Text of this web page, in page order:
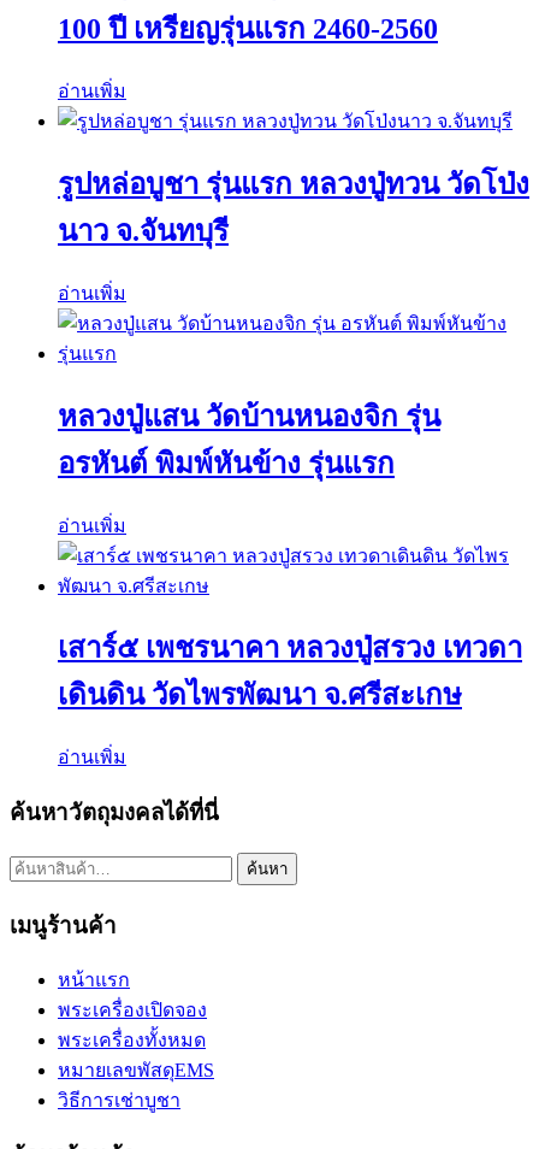
100 ปี เหรียญรุ่นแรก 2460-2560
อ่านเพิ่ม
รูปหล่อบูชา รุ่นแรก หลวงปู่ทวน วัดโป่ง
นาว จ.จันทบุรี
อ่านเพิ่ม
หลวงปู่แสน วัดบ้านหนองจิก รุ่น
อรหันต์ พิมพ์หันข้าง รุ่นแรก
อ่านเพิ่ม
เสาร์๕ เพชรนาคา หลวงปู่สรวง เทวดา
เดินดิน วัดไพรพัฒนา จ.ศรีสะเกษ
อ่านเพิ่ม
ค้นหาวัตถุมงคลได้ที่นี่
ค้นหา: ค้นหา
เมนูร้านค้า
หน้าแรก
พระเครื่องเปิดจอง
พระเครื่องทั้งหมด
หมายเลขพัสดุEMS
วิธีการเช่าบูชา